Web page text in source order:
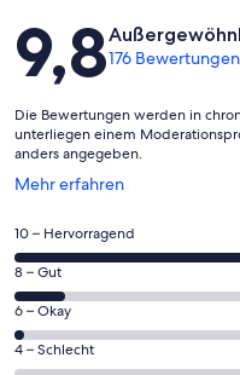
Bewertungen
9,8176 Bewertungen
Die Bewertungen werden in
unterliegen einem
anders angegeben.
Mehr erfahren
Wird
einem
neuen
Fenster
geöffnet
155
von
insgesamt
176
Gästebewertungen
haben
10 – Hervorragend
18
von
insgesamt
176
8 – Gut
3
von
insgesamt
6 – Okay
0
4 – Schlecht